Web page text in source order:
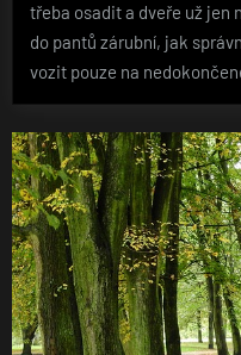
třeba osadit a dveře už jen
do pantů zárubní, jak
vozit pouze na